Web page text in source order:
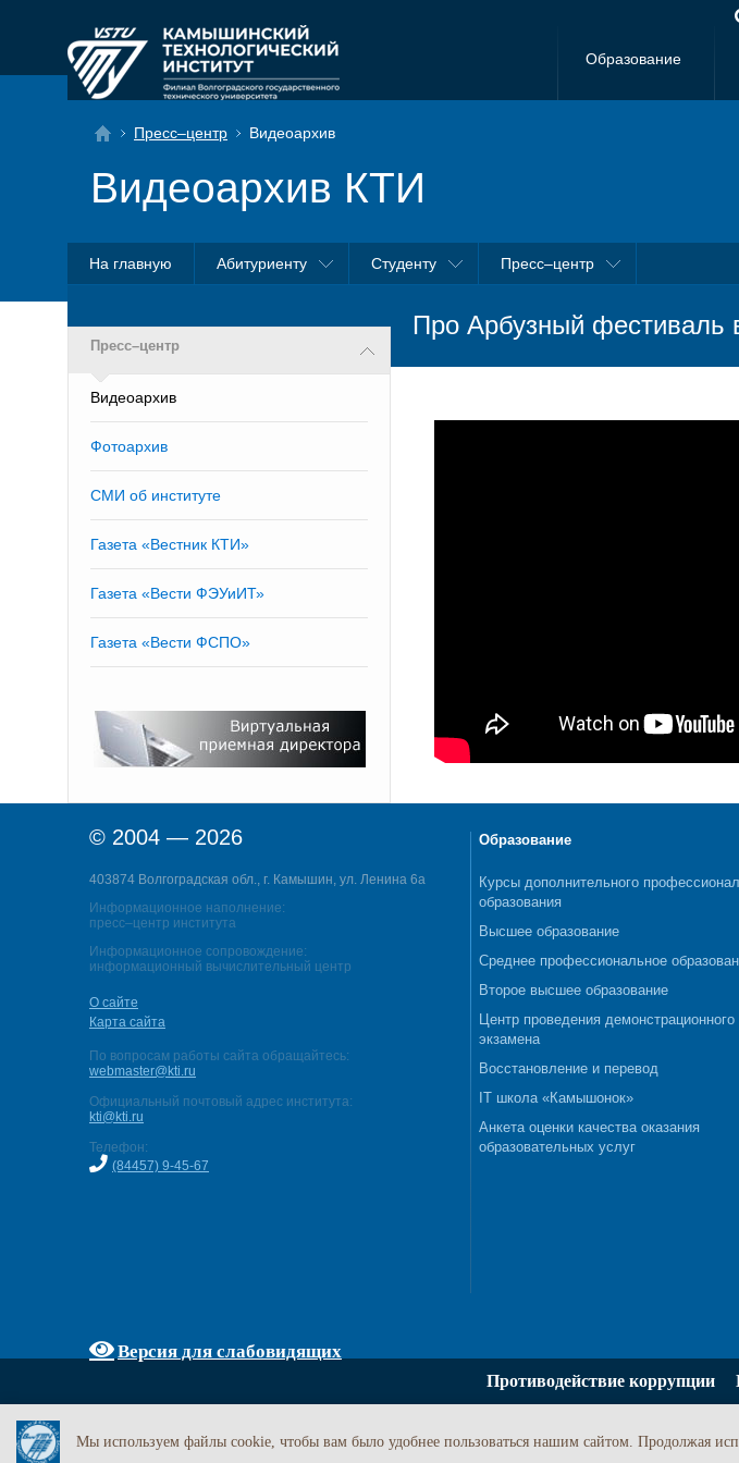
Образование
Пресс–центр Видеоархив
Видеоархив КТИ
На главную Абитуриенту Студенту Пресс–центр
Пресс–центр
Видеоархив
Фотоархив
СМИ об институте
Газета «Вестник КТИ»
Газета «Вести ФЭУиИТ»
Газета «Вести ФСПО»
Про Арбузный
© 2004 — 2026
403874 Волгоградская обл., г. Камышин, ул. Ленина 6а
Информационное наполнение:
пресс–центр института
Информационное сопровождение:
информационный вычислительный центр
О сайте
Карта сайта
По вопросам работы сайта обращайтесь:
webmaster@kti.ru
Официальный почтовый адрес института:
kti@kti.ru
Телефон:
(84457) 9-45-67
Версия для слабовидящих
Образование
Курсы дополнительного
образования
Высшее образование
Среднее профессиональное
Второе высшее образование
Центр проведения демонстрационного
экзамена
Восстановление и перевод
IT школа «Камышонок»
Анкета оценки качества оказания
образовательных услуг
Противодействие коррупции
Мы используем файлы cookie, чтобы вам было удобнее пользоваться нашим сайтом. Продолжая